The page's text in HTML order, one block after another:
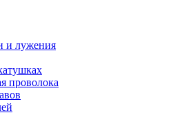
и лужения
проволока